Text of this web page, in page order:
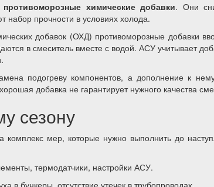
противоморозные химические добавки. Они
набор прочности в условиях холода.
добавок (ОХД) противоморозные добавки
в смеситель вместе с водой. АСУ учитывает
подогреву компонентов, а дополнение к
добавка не гарантирует нужного качества
сезону
мер, которые нужно выполнить до
термодатчики, настройки АСУ.
в бункеры, отсутствие утечек в трубопроводах.